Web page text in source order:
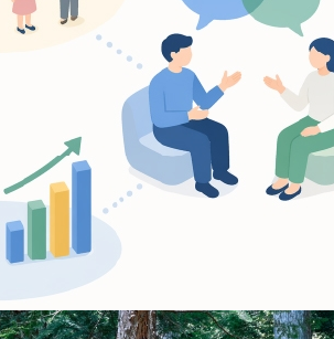
ます）
協働研究拠点
地域協働/社会協働分野
境
環境と社会
8月4日